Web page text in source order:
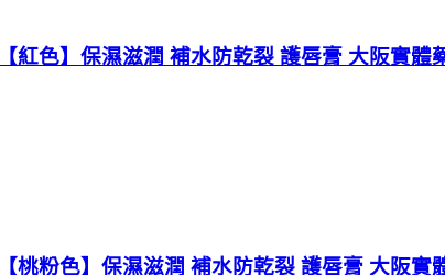
紅色】保濕滋潤 補水防乾裂 護唇膏 大阪實體
桃粉色】保濕滋潤 補水防乾裂 護唇膏 大阪實